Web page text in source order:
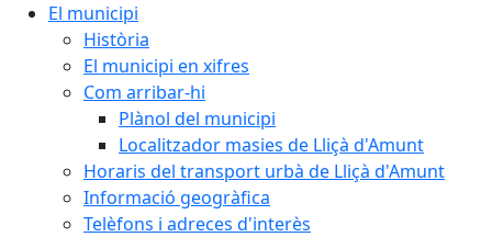
El municipi
Història
El municipi en xifres
Com arribar-hi
Plànol del municipi
Localitzador masies de Lliçà d'Amunt
Horaris del transport urbà de Lliçà d'Amunt
Informació geogràfica
Telèfons i adreces d'interès